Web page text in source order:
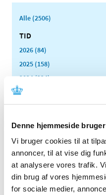
Denne hjemmeside
Vi bruger cookies til at
annoncer, til at vise dig
at analysere vores trafik.
din brug af vores
for sociale medier,
Alle (2506)
TID
2026 (84)
2025 (158)
2024 (224)
2023 (195)
2022 (197)
2019 (159)
2018 (150)
2017 (167)
2016 (167)